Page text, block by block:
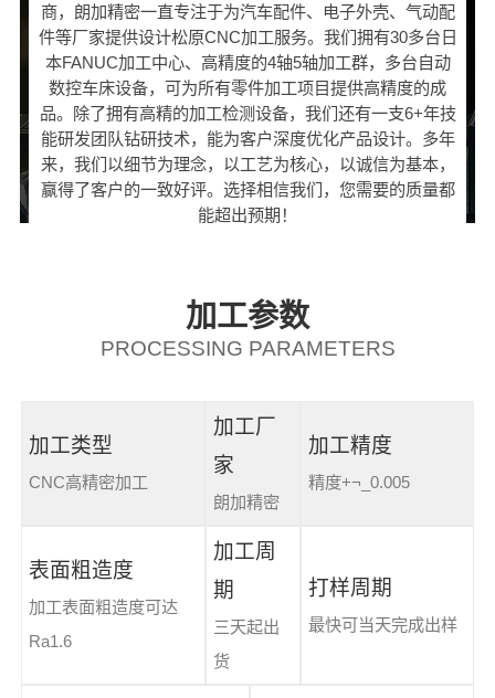
商，朗加精密一直专注于为汽车配件、电子外壳、气动配
件等厂家提供设计松原CNC加工服务。我们拥有30多台日
本FANUC加工中心、高精度的4轴5轴加工群，多台自动
数控车床设备，可为所有零件加工项目提供高精度的成
品。除了拥有高精的加工检测设备，我们还有一支6+年技
能研发团队钻研技术，能为客户深度优化产品设计。多年
来，我们以细节为理念，以工艺为核心，以诚信为基本，
赢得了客户的一致好评。选择相信我们，您需要的质量都
能超出预期！
加工参数
PROCESSING PARAMETERS
加工类型
CNC高精密加工
加工厂
家
朗加精密
加工精度
精度+¬_0.005
表面粗造度
加工表面粗造度可达
Ra1.6
加工周
期
三天起出
货
打样周期
最快可当天完成出样